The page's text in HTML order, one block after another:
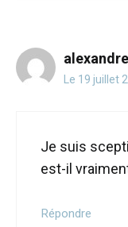
Le 19 juillet
Je suis
est-il
Répondre